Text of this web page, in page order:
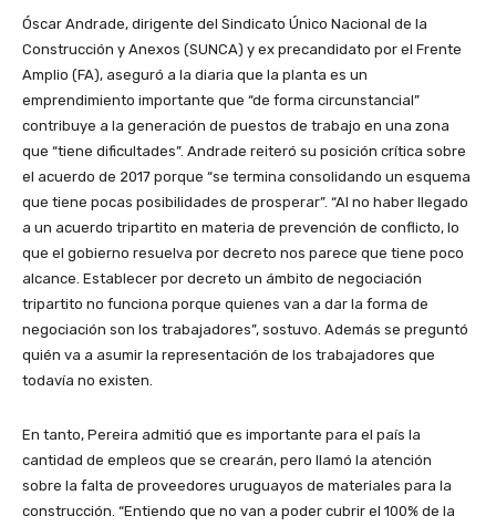
Óscar Andrade, dirigente del Sindicato Único Nacional de la
Construcción y Anexos (SUNCA) y ex precandidato por el Frente
Amplio (FA), aseguró a la diaria que la planta es un
emprendimiento importante que “de forma circunstancial”
contribuye a la generación de puestos de trabajo en una zona
que “tiene dificultades”. Andrade reiteró su posición crítica sobre
el acuerdo de 2017 porque “se termina consolidando un esquema
que tiene pocas posibilidades de prosperar”. “Al no haber llegado
a un acuerdo tripartito en materia de prevención de conflicto, lo
que el gobierno resuelva por decreto nos parece que tiene poco
alcance. Establecer por decreto un ámbito de negociación
tripartito no funciona porque quienes van a dar la forma de
negociación son los trabajadores”, sostuvo. Además se preguntó
quién va a asumir la representación de los trabajadores que
todavía no existen.
En tanto, Pereira admitió que es importante para el país la
cantidad de empleos que se crearán, pero llamó la atención
sobre la falta de proveedores uruguayos de materiales para la
construcción. “Entiendo que no van a poder cubrir el 100% de la